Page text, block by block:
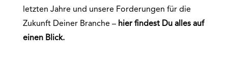
letzten Jahre und unsere Forderungen für die
Zukunft Deiner Branche – hier findest Du alles auf
einen Blick.